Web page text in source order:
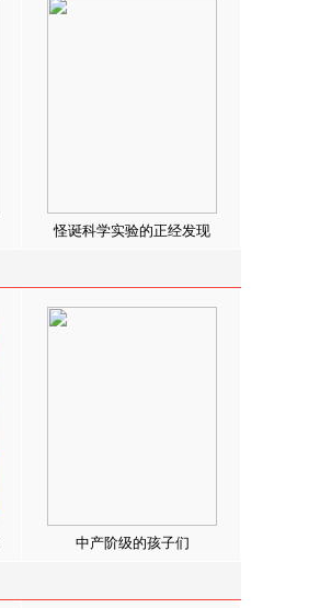
怪诞科学实验的正经发现
中产阶级的孩子们